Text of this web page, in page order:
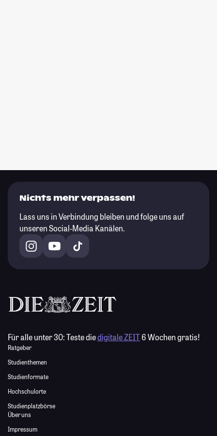
Nichts mehr verpassen!
Lass uns in Verbindung bleiben und folge uns auf
unseren Social-Media Kanälen.
Für alle unter 30:Teste diedigitale ZEIT6 Wochen gratis!
Ratgeber
Studienthemen
Studienformate
Hochschulorte
Studienplatzbörse
Über uns
Impressum